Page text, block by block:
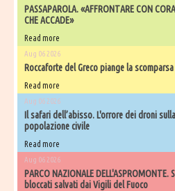
PASSAPAROLA. «AFFRONTARE CON
CHE ACCADE»
Read more
Aug 06 2026
Roccaforte del Greco piange la
Read more
Aug 06 2026
Il safari dell’abisso. L'orrore dei droni sulla
popolazione civile
Read more
Aug 06 2026
PARCO NAZIONALE
bloccati salvati dai Vigili del Fuoco